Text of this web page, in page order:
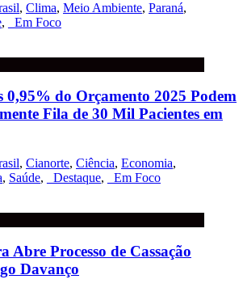
, Clima, Meio Ambiente, Paraná,
, _Em Foco
0,95% do Orçamento 2025 Podem
Fila de 30 Mil Pacientes em
, Cianorte, Ciência, Economia,
, Saúde, _Destaque, _Em Foco
Abre Processo de Cassação
Davanço